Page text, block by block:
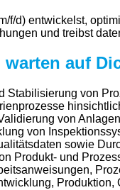
f/d) entwickelst,
und treibst
auf
Stabilisierung von
von
von
sowie
Produkt- und